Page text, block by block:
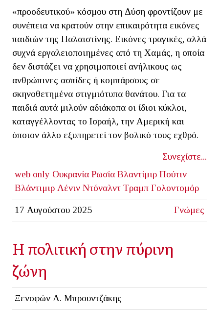
«προοδευτικού» κόσμου στη Δύση φροντίζουν με
συνέπεια να κρατούν στην επικαιρότητα εικόνες
παιδιών της Παλαιστίνης. Εικόνες τραγικές, αλλά
συχνά εργαλειοποιημένες από τη Χαμάς, η οποία
δεν διστάζει να χρησιμοποιεί ανήλικους ως
ανθρώπινες ασπίδες ή κομπάρσους σε
σκηνοθετημένα στιγμιότυπα θανάτου. Για τα
παιδιά αυτά μιλούν αδιάκοπα οι ίδιοι κύκλοι,
καταγγέλλοντας το Ισραήλ, την Αμερική και
όποιον άλλο εξυπηρετεί τον βολικό τους εχθρό.
Συνεχίστε...
web only Ουκρανία Ρωσία Βλαντίμιρ Πούτιν
Βλάντιμιρ Λένιν Ντόναλντ Τραμπ Γολoντομόρ
17 Αυγούστου 2025 Γνώμες
Η πολιτική στην πύρινη
ζώνη
Ξενοφών Α. Μπρουντζάκης